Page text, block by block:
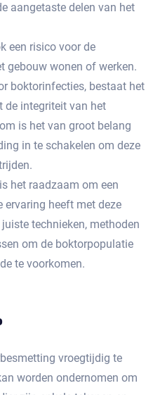
aangetaste delen van het
een risico voor de
gebouw wonen of werken.​
boktorinfecties, bestaat het
de integriteit van het
is het van groot belang
in te schakelen om deze
het raadzaam om een
ervaring heeft met deze
technieken, methoden
om de boktorpopulatie
te voorkomen.​
vroegtijdig te
worden ondernomen om